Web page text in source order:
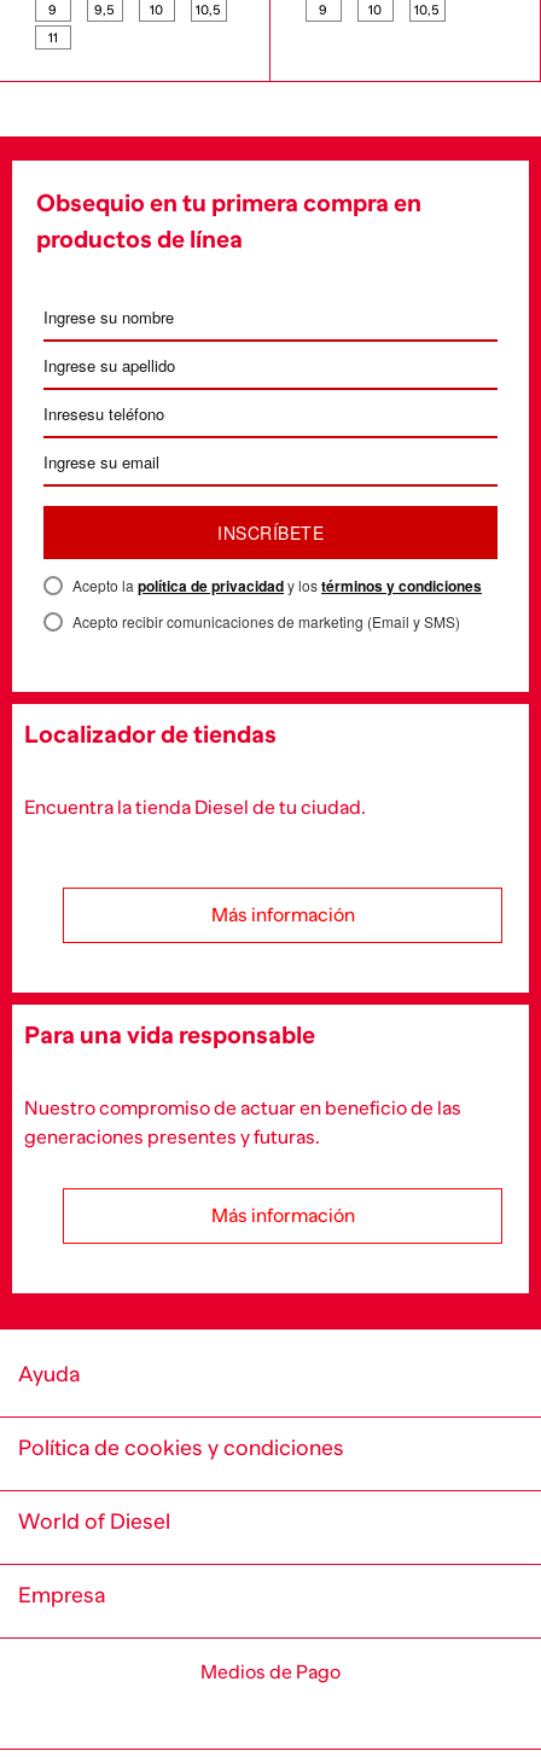
9
9,5 10
10,5
11
9
10 10,5
Obsequio en tu primera compra en
productos de línea
INSCRÍBETE
Acepto la política de privacidady lostérminos y condiciones
Acepto recibir comunicaciones de marketing (Email y SMS)
Localizador de tiendas
Encuentra la tienda Diesel de tu ciudad.
Más información
Para una vida responsable
Nuestro compromiso de actuar en beneficio de las
generaciones presentes y futuras.
Más información
Ayuda
Política de cookies y condiciones
World of Diesel
Empresa
Medios de Pago